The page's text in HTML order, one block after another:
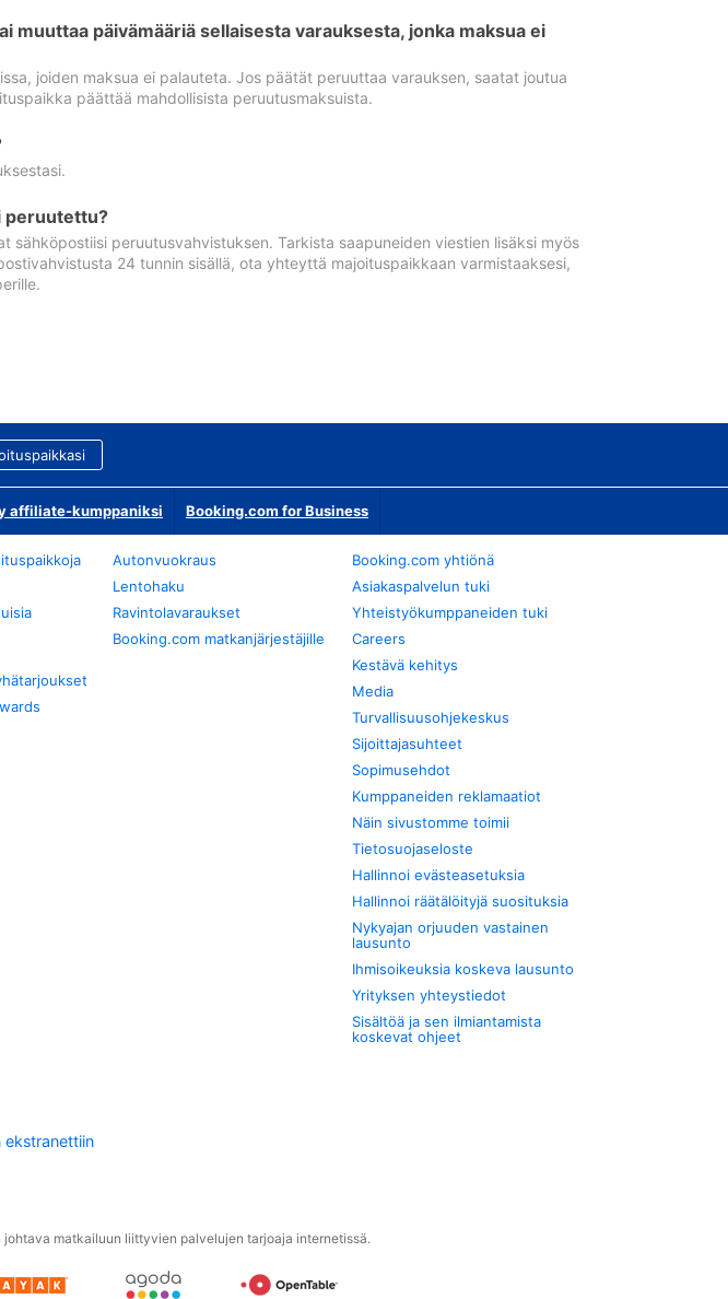
muuttaa päivämääriä sellaisesta varauksesta, jonka maksua ei
joiden maksua ei palauteta. Jos päätät peruuttaa varauksen, saatat joutua
päättää mahdollisista peruutusmaksuista.
peruutettu?
sähköpostiisi peruutusvahvistuksen. Tarkista saapuneiden viestien lisäksi myös
24 tunnin sisällä, ota yhteyttä majoituspaikkaan varmistaaksesi,
affiliate-kumppaniksi Booking.com for Business
Autonvuokraus
Lentohaku
Ravintolavaraukset
Booking.com matkanjärjestäjille
Booking.com yhtiönä
Asiakaspalvelun tuki
Yhteistyökumppaneiden tuki
Careers
Kestävä kehitys
Media
Turvallisuusohjekeskus
Sijoittajasuhteet
Sopimusehdot
Kumppaneiden reklamaatiot
Näin sivustomme toimii
Tietosuojaseloste
Hallinnoi evästeasetuksia
Hallinnoi räätälöityjä suosituksia
Nykyajan orjuuden vastainen
lausunto
Ihmisoikeuksia koskeva lausunto
Yrityksen yhteystiedot
Sisältöä ja sen ilmiantamista
koskevat ohjeet
ekstranettiin
matkailuun liittyvien palvelujen tarjoaja internetissä.